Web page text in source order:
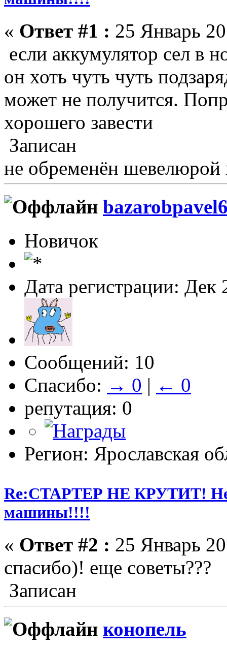
« Ответ #1 : 25 Январь
если аккумулятор сел в
он хоть чуть чуть
может не получится.
хорошего завести
Записан
не обременён
Новичок
Дата регистрации: Дек
Сообщений: 10
Спасибо: → 0 | ← 0
репутация: 0
Регион: Ярославская
Re:СТАРТЕР НЕ КРУТИТ! Не
машины!!!!
« Ответ #2 : 25 Январь
спасибо)! еще советы???
Записан
конопель